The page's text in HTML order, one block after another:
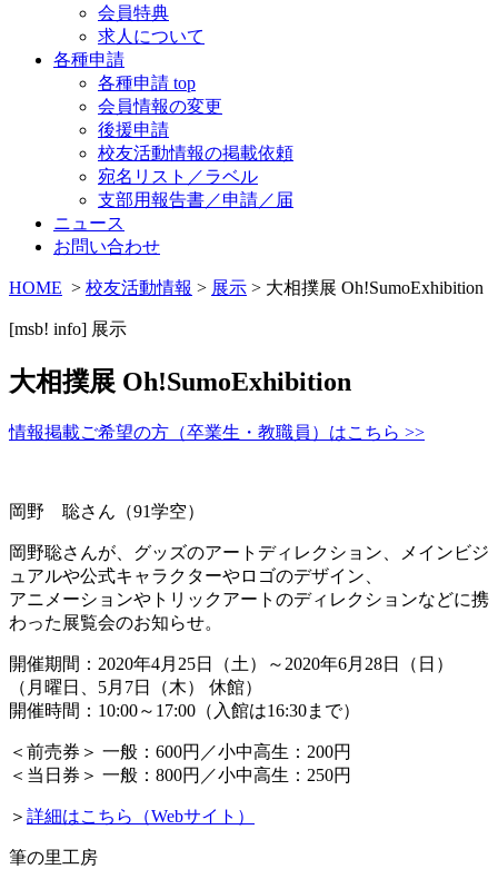
会員特典
求人について
各種申請
各種申請 top
会員情報の変更
後援申請
校友活動情報の掲載依頼
宛名リスト／ラベル
支部用報告書／申請／届
ニュース
お問い合わせ
HOME > 校友活動情報 > 展示 > 大相撲展 Oh!SumoExhibition
[msb! info] 展示
大相撲展 Oh!SumoExhibition
情報掲載ご希望の方（卒業生・教職員）はこちら >>
岡野 聡さん（91学空）
岡野聡さんが、グッズのアートディレクション、メインビジ
ュアルや公式キャラクターやロゴのデザイン、
アニメーションやトリックアートのディレクションなどに携
わった展覧会のお知らせ。
開催期間：2020年4月25日（土）～2020年6月28日（日）
（月曜日、5月7日（木） 休館）
開催時間：10:00～17:00（入館は16:30まで）
＜前売券＞ 一般：600円／小中高生：200円
＜当日券＞ 一般：800円／小中高生：250円
＞ 詳細はこちら（Webサイト）
筆の里工房